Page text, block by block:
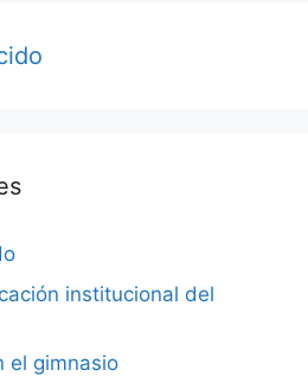
institucional del
el gimnasio